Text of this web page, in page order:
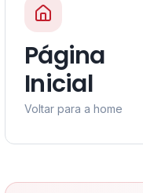
Página
Inicial
Voltar para a home